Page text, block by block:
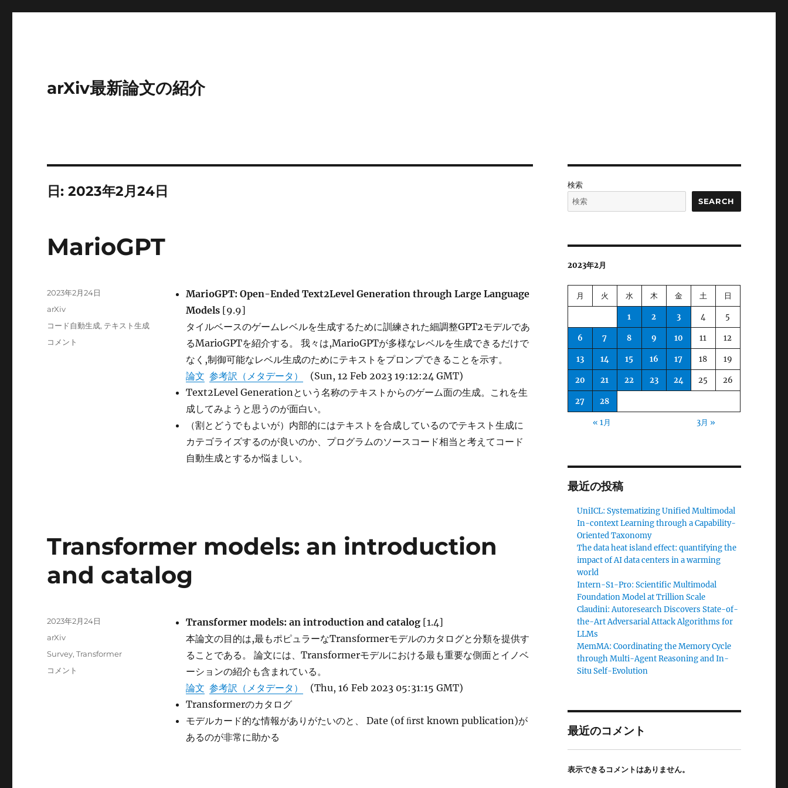
arXiv最新論文の紹介
日:2023年2月24日
MarioGPT
MarioGPT: Open-Ended Text2Level Generation through Large Language
Models [9.9]
タイルベースのゲームレベルを生成するために訓練された細調整GPT2モデルであ
るMarioGPTを紹介する。 我々は,MarioGPTが多様なレベルを生成できるだけで
なく,制御可能なレベル生成のためにテキストをプロンプできることを示す。
論文 参考訳（メタデータ）
(Sun, 12 Feb 2023 19:12:24 GMT)
Text2Level Generationという名称のテキストからのゲーム面の生成。これを生
成してみようと思うのが面白い。
（割とどうでもよいが）内部的にはテキストを合成しているのでテキスト生成に
カテゴライズするのが良いのか、プログラムのソースコード相当と考えてコード
自動生成とするか悩ましい。
投
2023年2月24日
カ
リ
arXiv
タ
コード自動生成, テキスト生成
MarioGPT
コメント
Transformer models: an introduction
and catalog
Transformer models: an introduction and catalog [1.4]
本論文の目的は,最もポピュラーなTransformerモデルのカタログと分類を提供す
ることである。 論文には、Transformerモデルにおける最も重要な側面とイノベ
ーションの紹介も含まれている。
論文 参考訳（メタデータ）
(Thu, 16 Feb 2023 05:31:15 GMT)
Transformerのカタログ
モデルカード的な情報がありがたいのと、 Date (of ﬁrst known publication)が
あるのが非常に助かる
投
2023年2月24日
カ
リ
arXiv
タ
Survey,Transformer
Transformer
コメント
検索
SEARCH
2023年2月
月 火 水 木 金 土 日
1 2 3 4 5
6 7 8 9 10 11 12
13 14 15 16 17 18 19
20 21 22 23 24 25 26
27 28
« 1月 3月 »
最近の投稿
UniICL: Systematizing Unified Multimodal
In-context Learning through a Capability-
Oriented Taxonomy
The data heat island effect: quantifying the
impact of AI data centers in a warming
world
Intern-S1-Pro: Scientific Multimodal
Foundation Model at Trillion Scale
Claudini: Autoresearch Discovers State-of-
the-Art Adversarial Attack Algorithms for
LLMs
MemMA: Coordinating the Memory Cycle
through Multi-Agent Reasoning and In-
Situ Self-Evolution
最近のコメント
表示できるコメントはありません。